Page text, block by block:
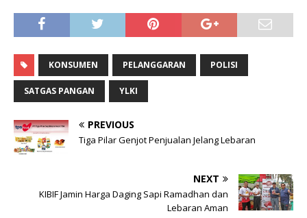
KONSUMEN PELANGGARAN POLISI
SATGAS PANGAN YLKI
PREVIOUS
Tiga Pilar Genjot Penjualan Jelang Lebaran
NEXT
KIBIF Jamin Harga Daging Sapi Ramadhan dan
Lebaran Aman